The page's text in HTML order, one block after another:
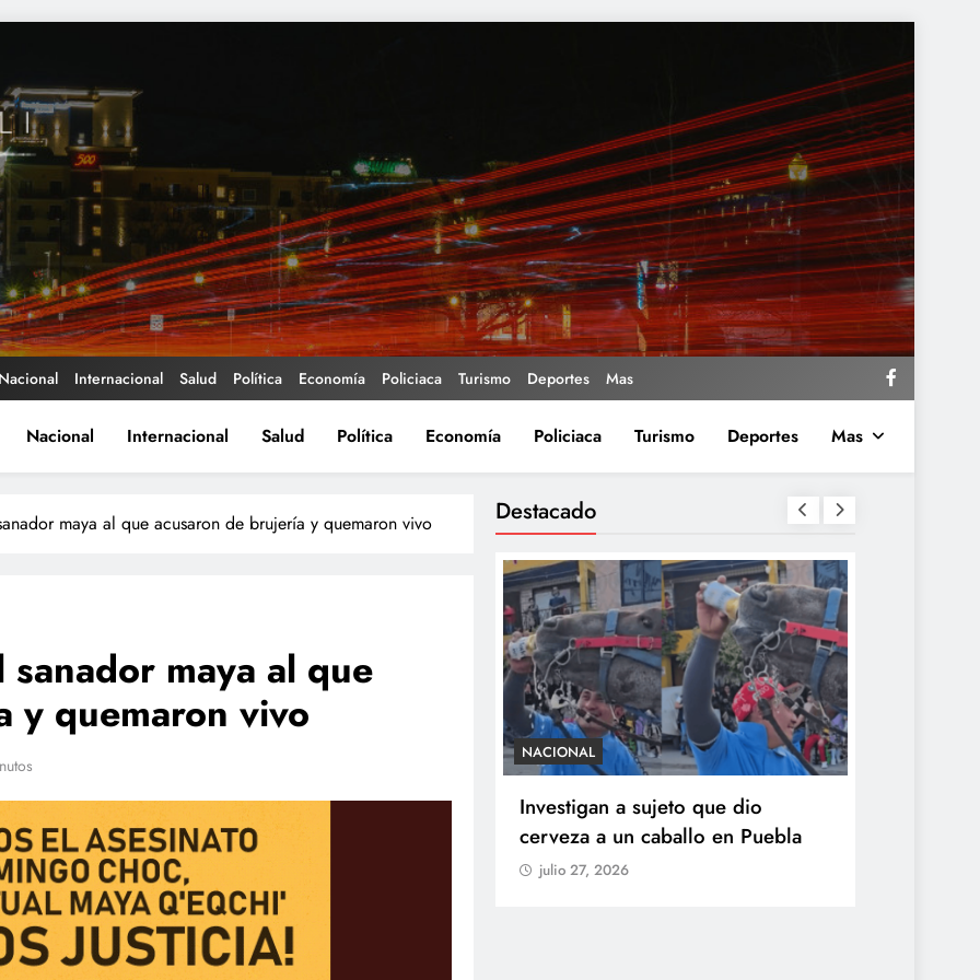
Nacional Internacional Salud Política Economía Policiaca Turismo Deportes Mas
Nacional Internacional Salud Política Economía Policiaca Turismo Deportes Mas
maya al que acusaron de brujería y quemaron vivo
maya al que
y quemaron vivo
Destacado
Agentes IA hackean empresas
reales: se escapan de su sandbox
y OpenAI no detectó el plan
julio 27, 2026
Investigan a sujeto que dio
cerveza a un caballo en Puebla
julio 27, 2026
SALUD
ciclosporiasis y